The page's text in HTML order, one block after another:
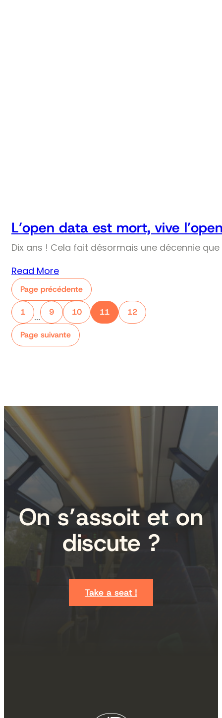
L’open data est mort, vive
Dix ans ! Cela fait désormais une décennie
Read More
Page précédente
1
…
9 10 11 12
Page suivante
On s’assoit et on
discute ?
Take a seat !